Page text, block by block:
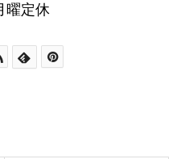
曜定休